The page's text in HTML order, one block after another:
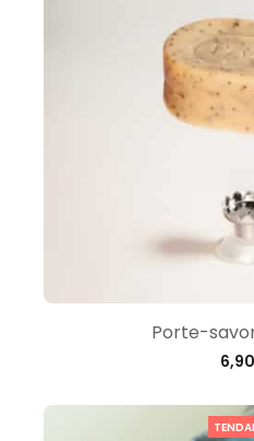
Porte-
6,90